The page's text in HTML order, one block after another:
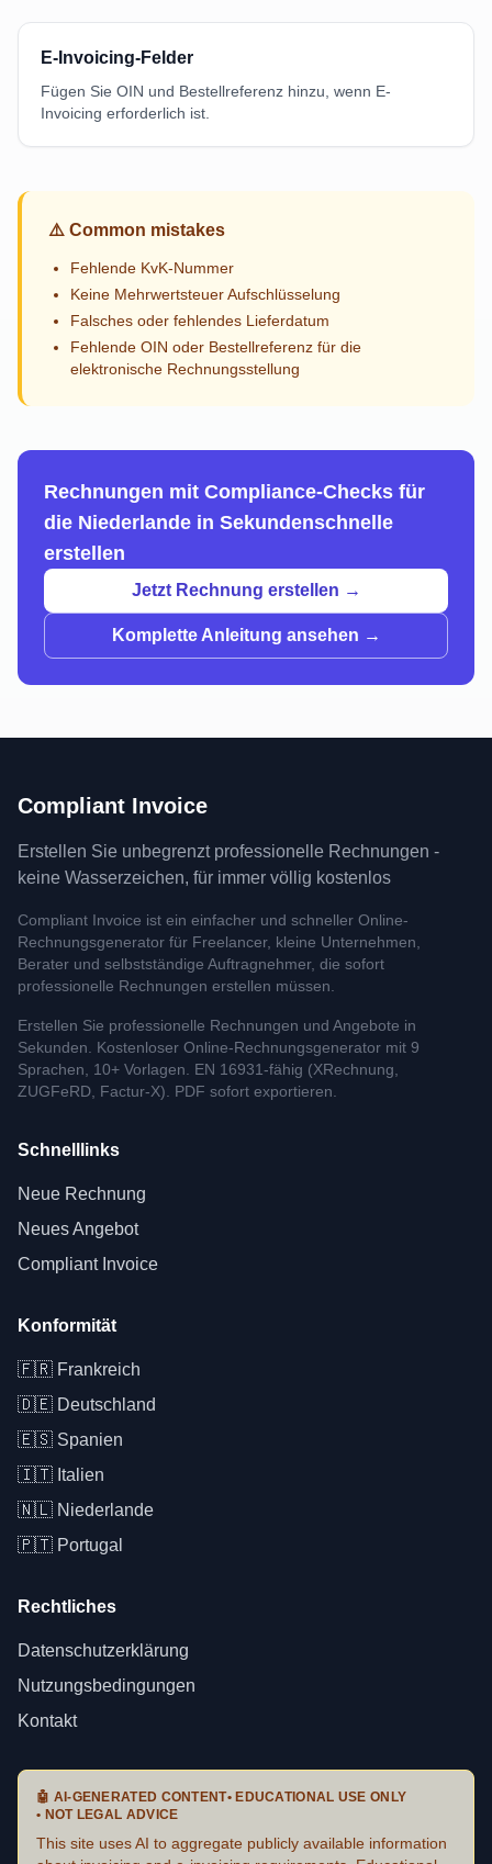
E-Invoicing-Felder
Fügen Sie OIN und Bestellreferenz hinzu, wenn E-
Invoicing erforderlich ist.
⚠️ Common mistakes
Fehlende KvK-Nummer
Keine Mehrwertsteuer Aufschlüsselung
Falsches oder fehlendes Lieferdatum
Fehlende OIN oder Bestellreferenz für die
elektronische Rechnungsstellung
Rechnungen mit Compliance-Checks für
die Niederlande in Sekundenschnelle
erstellen
Jetzt Rechnung erstellen →
Komplette Anleitung ansehen →
Compliant Invoice
Erstellen Sie unbegrenzt professionelle Rechnungen -
keine Wasserzeichen, für immer völlig kostenlos
Compliant Invoice ist ein einfacher und schneller Online-
Rechnungsgenerator für Freelancer, kleine Unternehmen,
Berater und selbstständige Auftragnehmer, die sofort
professionelle Rechnungen erstellen müssen.
Erstellen Sie professionelle Rechnungen und Angebote in
Sekunden. Kostenloser Online-Rechnungsgenerator mit 9
Sprachen, 10+ Vorlagen. EN 16931-fähig (XRechnung,
ZUGFeRD, Factur-X). PDF sofort exportieren.
Schnelllinks
Neue Rechnung
Neues Angebot
Compliant Invoice
Konformität
🇫🇷 Frankreich
🇩🇪 Deutschland
🇪🇸 Spanien
🇮🇹 Italien
🇳🇱 Niederlande
🇵🇹 Portugal
Rechtliches
Datenschutzerklärung
Nutzungsbedingungen
Kontakt
🤖 AI-GENERATED CONTENT• EDUCATIONAL USE ONLY
• NOT LEGAL ADVICE
This site uses AI to aggregate publicly available information